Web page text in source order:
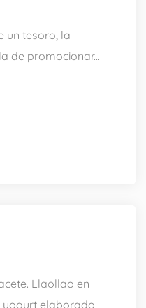
un tesoro, la
de promocionar...
Llaollao en
yogurt elaborado